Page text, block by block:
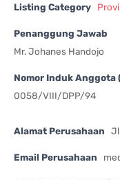
Listing Category
Penanggung Jawab
Mr. Johanes Handojo
Nomor Induk Anggota
0058/VIII/DPP/94
Alamat Perusahaan
Email Perusahaan